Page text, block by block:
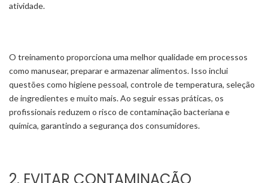
atividade.
O treinamento proporciona uma melhor qualidade em processos
como manusear, preparar e armazenar alimentos. Isso inclui
questões como higiene pessoal, controle de temperatura, seleção
de ingredientes e muito mais. Ao seguir essas práticas, os
profissionais reduzem o risco de contaminação bacteriana e
química, garantindo a segurança dos consumidores.